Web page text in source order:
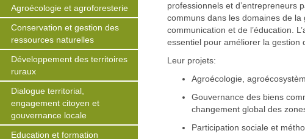
Agroécologie et agroforesterie
Conservation et gestion des
ressources naturelles
Développement des territoires
ruraux
Dialogue territorial,
engagement citoyen et
gouvernance locale
Education et formation
professionnels et d’entrepreneurs
communs dans les domaines de la
communication et de l’éducation.
essentiel pour améliorer la gestion
Leur projets:
Agroécologie,
Gouvernance des biens
changement global des
Participation sociale et